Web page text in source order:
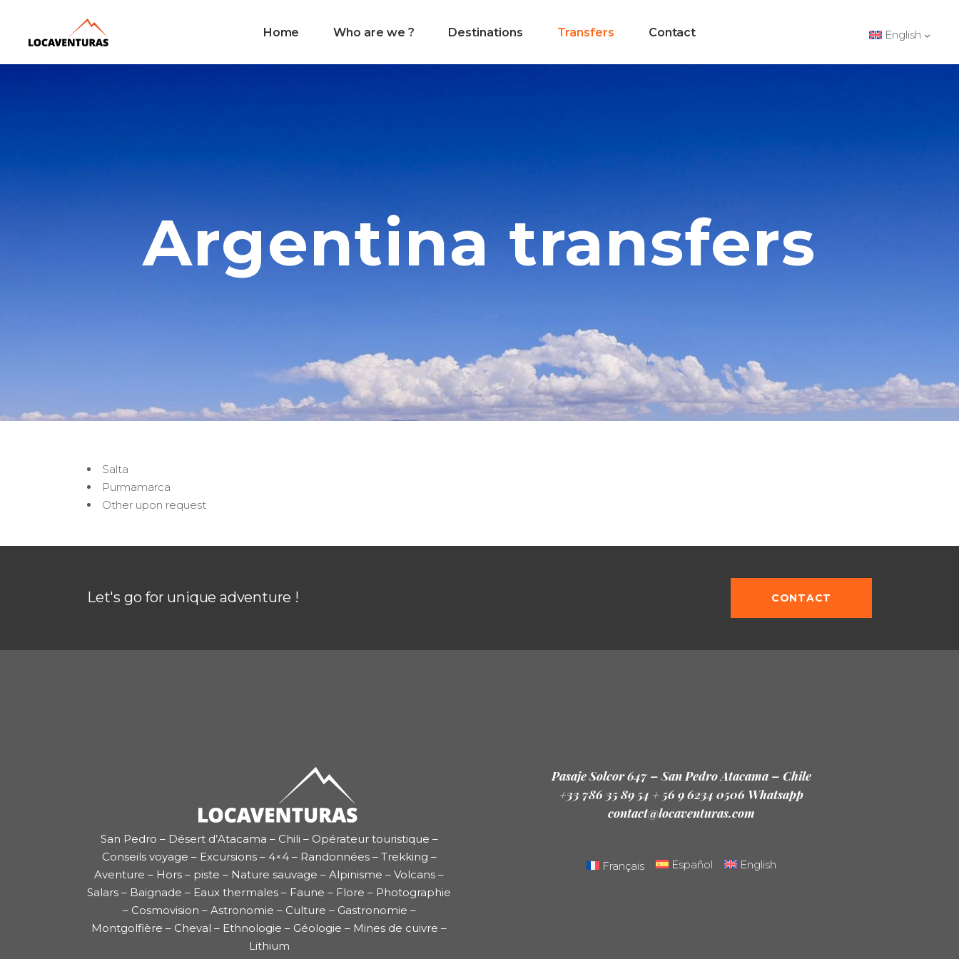
Home Who are we ? Destinations Transfers Contact English
Argentina transfers
Salta
Purmamarca
Other upon request
Let's go for unique adventure ! CONTACT
San Pedro – Désert d’Atacama – Chili – Opérateur touristique –
Conseils voyage – Excursions – 4×4 – Randonnées – Trekking –
Aventure – Hors – piste – Nature sauvage – Alpinisme – Volcans –
Salars – Baignade – Eaux thermales – Faune – Flore – Photographie
– Cosmovision – Astronomie – Culture – Gastronomie –
Montgolfière – Cheval – Ethnologie – Géologie – Mines de cuivre –
Lithium
Pasaje Solcor 647 – San Pedro Atacama – Chile
+33 786 35 89 54 + 56 9 6234 0506 Whatsapp
contact@locaventuras.com
Français Español English